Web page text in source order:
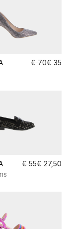
€ 70€ 35
€ 55€ 27,50